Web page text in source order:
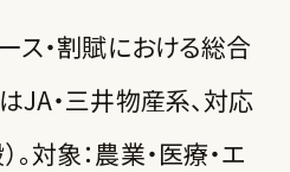
ス・割賦における総合
JA・三井物産系、対応
対象：農業・医療・エ